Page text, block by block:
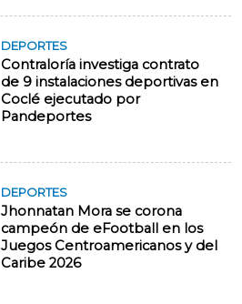
DEPORTES
Contraloría investiga contrato
de 9 instalaciones deportivas en
Coclé ejecutado por
Pandeportes
DEPORTES
Jhonnatan Mora se corona
campeón de eFootball en los
Juegos Centroamericanos y del
Caribe 2026